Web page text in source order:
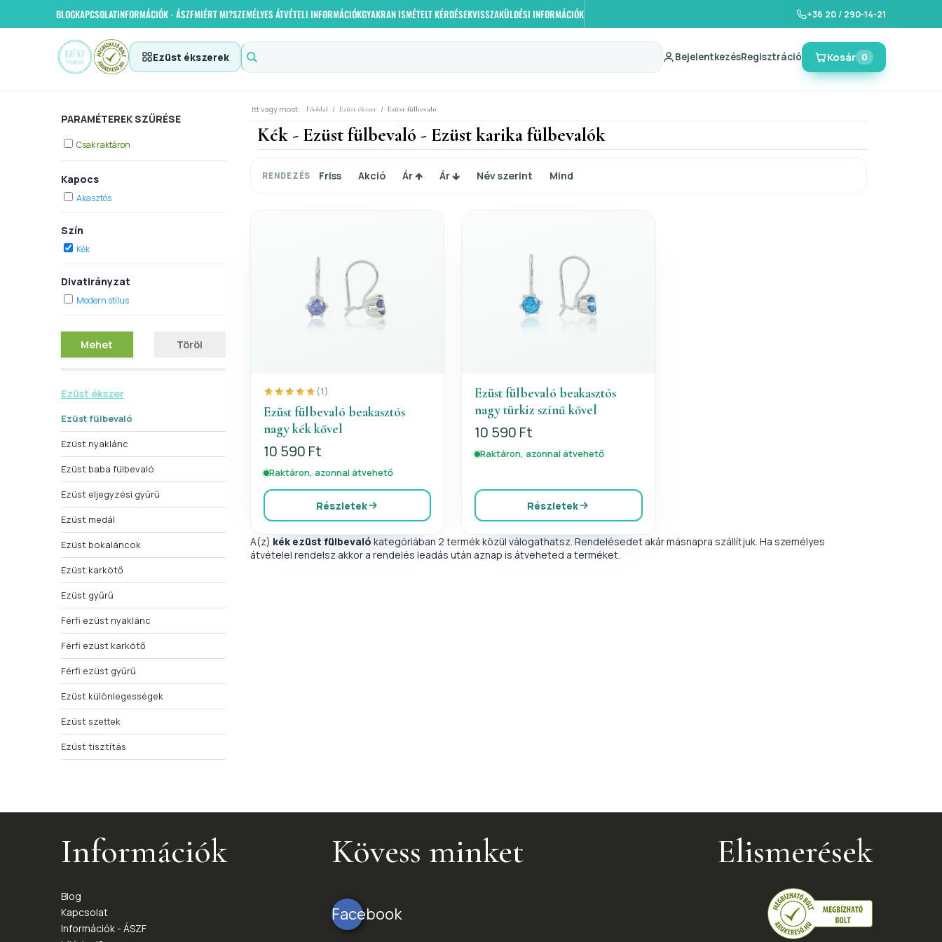
BLOGKAPCSOLATINFORMÁCIÓK - ÁSZFMIÉRT MI?SZEMÉLYES ÁTVÉTELI INFORMÁCIÓKGYAKRAN ISMÉTELT KÉRDÉSEKVISSZAKÜLDÉSI INFORMÁCIÓK +36 20 / 290-14-21
Ezüst ékszerek BejelentkezésRegisztráció Kosár 0
PARAMÉTEREK SZŰRÉSE
Csak raktáron
Kapocs
Akasztós
Szín
Kék
Divatirányzat
Modern stílus
Mehet Töröl
Ezüst ékszer
Ezüst fülbevaló
Ezüst nyaklánc
Ezüst baba fülbevaló
Ezüst eljegyzési gyűrű
Ezüst medál
Ezüst bokaláncok
Ezüst karkötő
Ezüst gyűrű
Férfi ezüst nyaklánc
Férfi ezüst karkötő
Férfi ezüst gyűrű
Ezüst különlegességek
Ezüst szettek
Ezüst tisztítás
Itt vagy most: Főoldal / Ezüst ékszer / Ezüst fülbevaló
Kék - Ezüst fülbevaló - Ezüst karika fülbevalók
RENDEZÉS Friss Akció Ár Ár Név szerint Mind
(1)
Ezüst fülbevaló beakasztós
nagy kék kővel
10 590 Ft
Raktáron, azonnal átvehető
Részletek
Ezüst fülbevaló beakasztós
nagy türkiz színű kővel
10 590 Ft
Raktáron, azonnal átvehető
Részletek
A(z) kék ezüst fülbevaló kategóriában 2 termék közül válogathatsz. Rendelésedet akár másnapra szállítjuk. Ha személyes
átvételel rendelsz akkor a rendelés leadás után aznap is átveheted a terméket.
Információk
Blog
Kapcsolat
Információk - ÁSZF
Kövess minket
Facebook
Elismerések